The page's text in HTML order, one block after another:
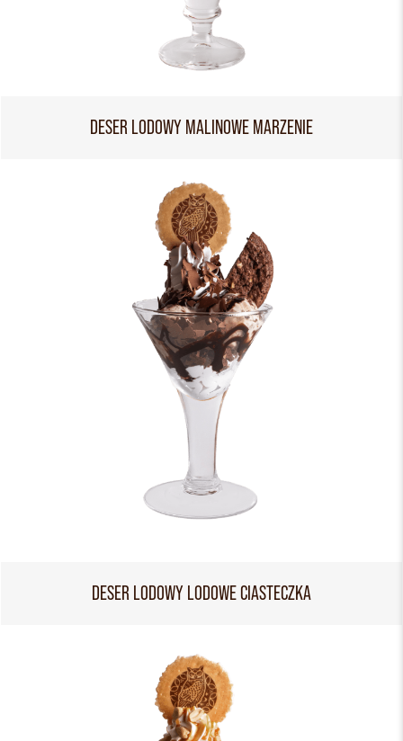
DESER LODOWY MALINOWE MARZENIE
DESER LODOWY LODOWE CIASTECZKA